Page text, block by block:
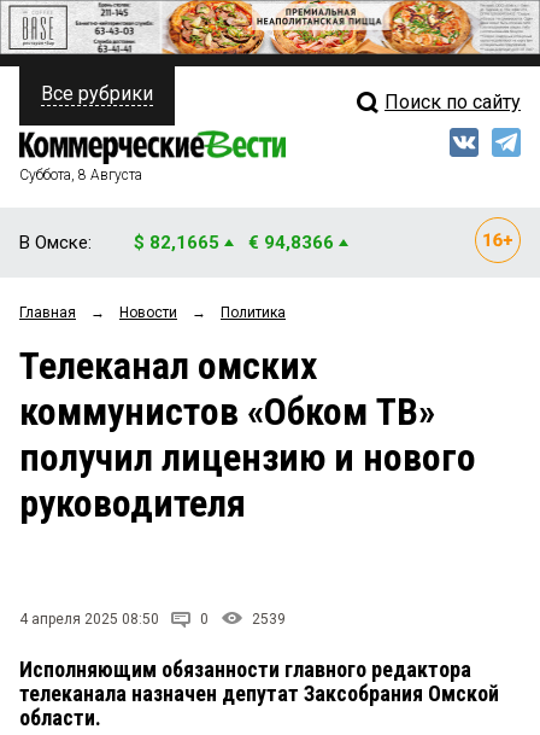
ПОЛИТИКА
ФИНАНСЫ
ОБЩЕСТВО
ЗАКОН
НОВОСТИ КОМПАНИЙ
Свежий выпуск
Рейтинги
Блоги
Архив
Все рубрики Поиск по сайту
Суббота, 8 Августа
В Омске: $ 82,1665 € 94,8366
Главная → Новости → Политика
Телеканал омских
коммунистов «Обком ТВ»
получил лицензию и нового
руководителя
4 апреля 2025 08:50 0 2539
Исполняющим обязанности главного редактора
телеканала назначен депутат Заксобрания Омской
области.